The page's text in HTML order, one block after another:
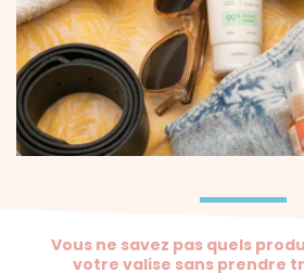
Vous ne savez pas quels
votre valise sans prendre